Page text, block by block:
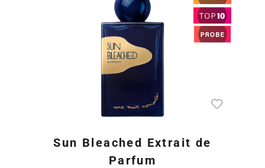
Sun Bleached Extrait de
Parfum